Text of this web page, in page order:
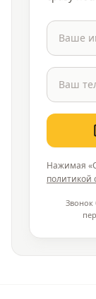
Нажимая
политикой
Звонок